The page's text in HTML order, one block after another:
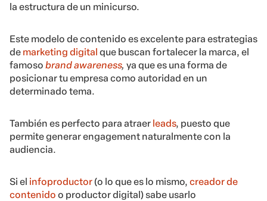
la estructura de un minicurso.
Este modelo de contenido es excelente para estrategias
de marketing digital que buscan fortalecer la marca, el
famoso brand awareness, ya que es una forma de
posicionar tu empresa como autoridad en un
determinado tema.
También es perfecto para atraer leads, puesto que
permite generar engagement naturalmente con la
audiencia.
Si el infoproductor (o lo que es lo mismo, creador de
contenido o productor digital) sabe usarlo